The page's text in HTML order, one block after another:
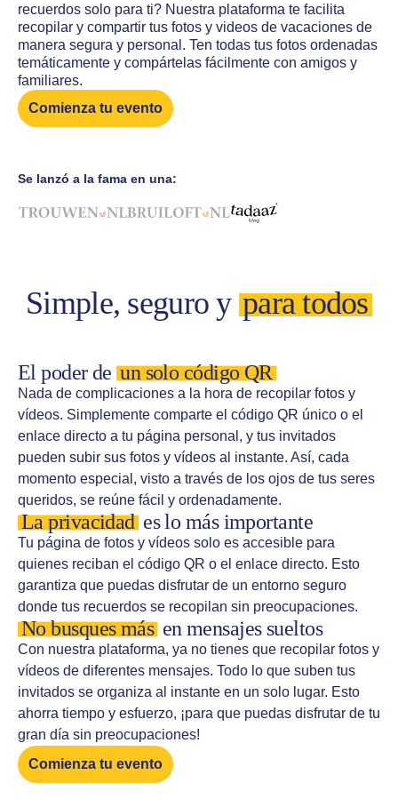
recuerdos solo para ti? Nuestra plataforma te facilita
recopilar y compartir tus fotos y videos de vacaciones de
manera segura y personal. Ten todas tus fotos ordenadas
temáticamente y compártelas fácilmente con amigos y
familiares.
Comienza tu evento
Se lanzó a la fama en una:
Simple, seguro y para todos
El poder deun solo código QR
Nada de complicaciones a la hora de recopilar fotos y
vídeos. Simplemente comparte el código QR único o el
enlace directo a tu página personal, y tus invitados
pueden subir sus fotos y vídeos al instante. Así, cada
momento especial, visto a través de los ojos de tus seres
queridos, se reúne fácil y ordenadamente.
La privacidades lo más importante
Tu página de fotos y vídeos solo es accesible para
quienes reciban el código QR o el enlace directo. Esto
garantiza que puedas disfrutar de un entorno seguro
donde tus recuerdos se recopilan sin preocupaciones.
No busques más en mensajes sueltos
Con nuestra plataforma, ya no tienes que recopilar fotos y
vídeos de diferentes mensajes. Todo lo que suben tus
invitados se organiza al instante en un solo lugar. Esto
ahorra tiempo y esfuerzo, ¡para que puedas disfrutar de tu
gran día sin preocupaciones!
Comienza tu evento